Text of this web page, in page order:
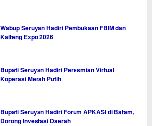
Wabup Seruyan Hadiri Pembukaan FBIM dan
Kalteng Expo 2026
Bupati Seruyan Hadiri Peresmian Virtual
Koperasi Merah Putih
Bupati Seruyan Hadiri Forum APKASI di Batam,
Dorong Investasi Daerah